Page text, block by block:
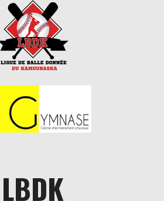
LBDK